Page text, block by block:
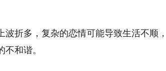
折多，复杂的恋情可能导致生活不顺，
和谐。